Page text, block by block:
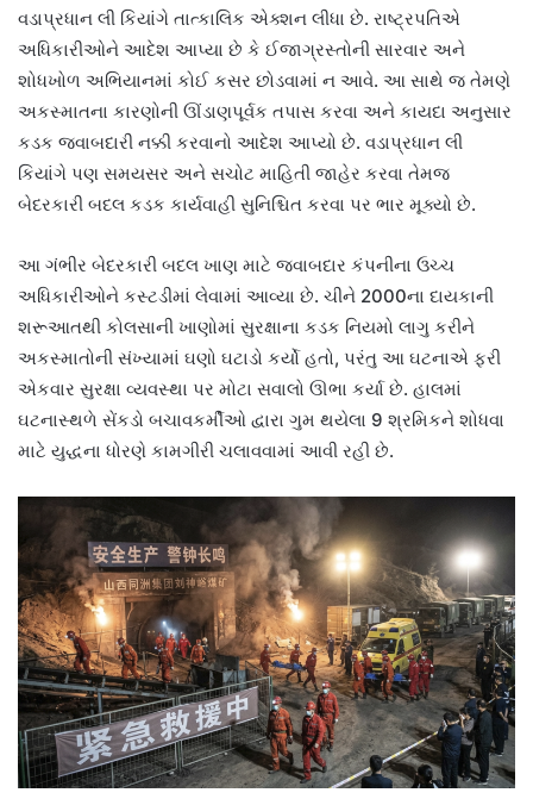
વડાપ્રધાન લી કિયાંગે તાત્કાલિક એક્શન લીધા છે. રાષ્ટ્રપતિએ
અધિકારીઓને આદેશ આપ્યા છે કે ઈજાગ્રસ્તોની સારવાર અને
શોધખોળ અભિયાનમાં કોઈ કસર છોડવામાં ન આવે. આ સાથે જ તેમણે
અકસ્માતના કારણોની ઊંડાણપૂર્વક તપાસ કરવા અને કાયદા અનુસાર
કડક જવાબદારી નક્કી કરવાનો આદેશ આપ્યો છે. વડાપ્રધાન લી
કિયાંગે પણ સમયસર અને સચોટ માહિતી જાહેર કરવા તેમજ
બેદરકારી બદલ કડક કાર્યવાહી સુનિશ્ચિત કરવા પર ભાર મૂક્યો છે.
આ ગંભીર બેદરકારી બદલ ખાણ માટે જવાબદાર કંપનીના ઉચ્ચ
અધિકારીઓને કસ્ટડીમાં લેવામાં આવ્યા છે. ચીને 2000ના દાયકાની
શરૂઆતથી કોલસાની ખાણોમાં સુરક્ષાના કડક નિયમો લાગુ કરીને
અકસ્માતોની સંખ્યામાં ઘણો ઘટાડો કર્યો હતો, પરંતુ આ ઘટનાએ ફરી
એકવાર સુરક્ષા વ્યવસ્થા પર મોટા સવાલો ઊભા કર્યા છે. હાલમાં
ઘટનાસ્થળે સેંકડો બચાવકર્મીઓ દ્વારા ગુમ થયેલા 9 શ્રમિકને શોધવા
માટે યુદ્ધના ધોરણે કામગીરી ચલાવવામાં આવી રહી છે.